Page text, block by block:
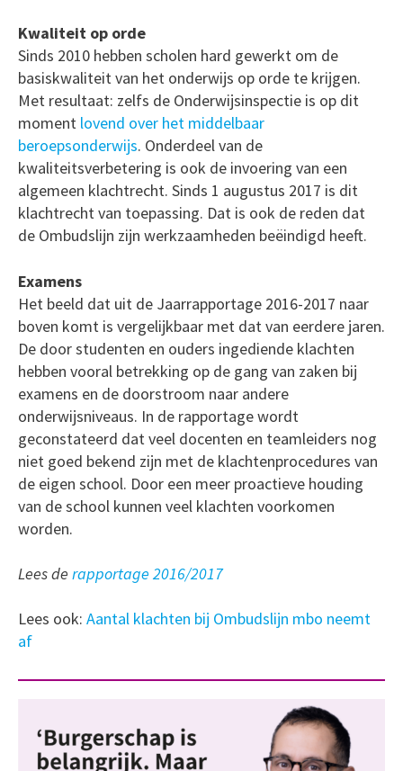
Kwaliteit op orde
Sinds 2010 hebben scholen hard gewerkt om de
basiskwaliteit van het onderwijs op orde te krijgen.
Met resultaat: zelfs de Onderwijsinspectie is op dit
moment lovend over het middelbaar
beroepsonderwijs. Onderdeel van de
kwaliteitsverbetering is ook de invoering van een
algemeen klachtrecht. Sinds 1 augustus 2017 is dit
klachtrecht van toepassing. Dat is ook de reden dat
de Ombudslijn zijn werkzaamheden beëindigd heeft.
Examens
Het beeld dat uit de Jaarrapportage 2016-2017 naar
boven komt is vergelijkbaar met dat van eerdere jaren.
De door studenten en ouders ingediende klachten
hebben vooral betrekking op de gang van zaken bij
examens en de doorstroom naar andere
onderwijsniveaus. In de rapportage wordt
geconstateerd dat veel docenten en teamleiders nog
niet goed bekend zijn met de klachtenprocedures van
de eigen school. Door een meer proactieve houding
van de school kunnen veel klachten voorkomen
worden.
Lees de rapportage 2016/2017
Lees ook: Aantal klachten bij Ombudslijn mbo neemt
af